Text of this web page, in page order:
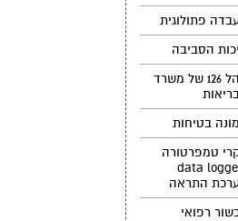
פתולוגית
הסביבה
נוהל 126 של משרד
בטיחות
טמפרטורה
data
התראה
רפואי